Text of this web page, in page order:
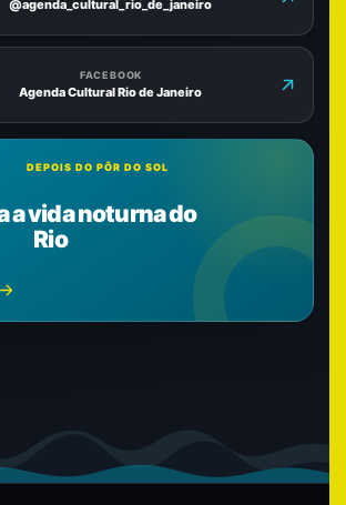
@agenda_cultural_rio_de_janeiro
FACEBOOK
Agenda Cultural Rio de Janeiro
DEPOIS DO PÔR DO SOL
a vida noturna do
Rio